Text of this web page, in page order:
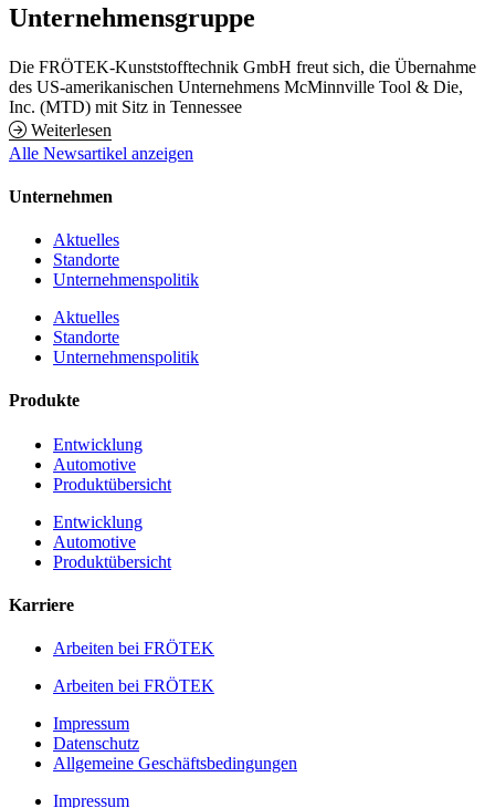
Unternehmensgruppe
Die FRÖTEK-Kunststofftechnik GmbH freut sich, die Übernahme
des US-amerikanischen Unternehmens McMinnville Tool & Die,
Inc. (MTD) mit Sitz in Tennessee
Weiterlesen
Alle Newsartikel anzeigen
Unternehmen
Aktuelles
Standorte
Unternehmenspolitik
Aktuelles
Standorte
Unternehmenspolitik
Produkte
Entwicklung
Automotive
Produktübersicht
Entwicklung
Automotive
Produktübersicht
Karriere
Arbeiten bei FRÖTEK
Arbeiten bei FRÖTEK
Impressum
Datenschutz
Allgemeine Geschäftsbedingungen
Impressum